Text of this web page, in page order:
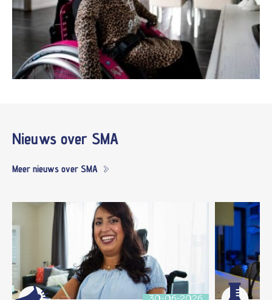
Nieuws over SMA
Meer nieuws over SMA